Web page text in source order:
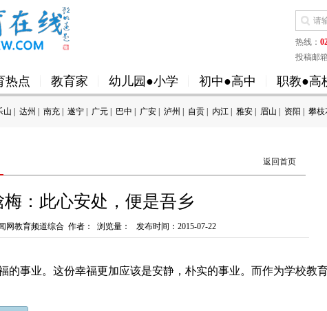
热线：
投稿邮
热点 教育家 幼儿园●小学 初中●高中 职教●高
山 达州 南充 遂宁 广元 巴中 广安 泸州 自贡 内江 雅安 眉山 资阳 攀枝
返回首页
梅：此心安处，便是吾乡
网教育频道综合 作者： 浏览量： 发布时间：2015-07-22
事业。这份幸福更加应该是安静，朴实的事业。而作为学校教